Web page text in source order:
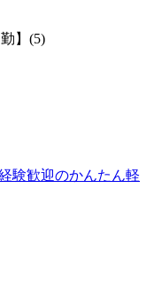
】(5)
験歓迎のかんたん軽